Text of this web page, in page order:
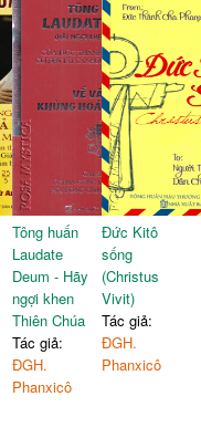
Tông huấn
Laudate
Deum - Hãy
ngợi khen
Thiên Chúa
Tác giả:
ĐGH.
Phanxicô
Đức Kitô
sống
(Christus
Vivit)
Tác giả:
ĐGH.
Phanxicô